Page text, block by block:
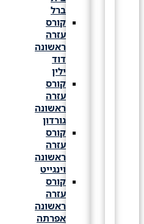
קורס
עזרה
ראשונה
קורס
עזרה
ראשונה
גורדון
קורס
עזרה
ראשונה
וינגייט
קורס
עזרה
ראשונה
אפרתה